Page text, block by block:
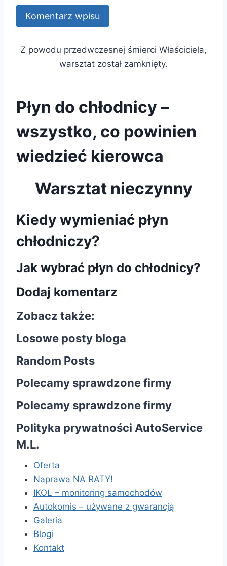
Z powodu przedwczesnej śmierci Właściciela,
warsztat został zamknięty.
Płyn do chłodnicy –
wszystko, co powinien
wiedzieć kierowca
Warsztat nieczynny
Kiedy wymieniać płyn
chłodniczy?
Jak wybrać płyn do chłodnicy?
Dodaj komentarz
Zobacz także:
Losowe posty bloga
Random Posts
Polecamy sprawdzone firmy
Polecamy sprawdzone firmy
Polityka prywatności AutoService
M.L.
Oferta
Naprawa NA RATY!
IKOL – monitoring samochodów
Autokomis – używane z gwarancją
Galeria
Blogi
Kontakt